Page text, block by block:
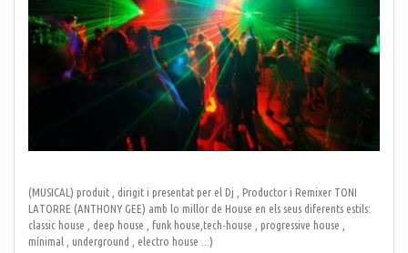
(MUSICAL) produit , dirigit i presentat per el Dj , Productor i Remixer TONI
LATORRE (ANTHONY GEE) amb lo millor de House en els seus diferents estils:
classic house , deep house , funk house,tech-house , progressive house ,
mínimal , underground , electro house ...)